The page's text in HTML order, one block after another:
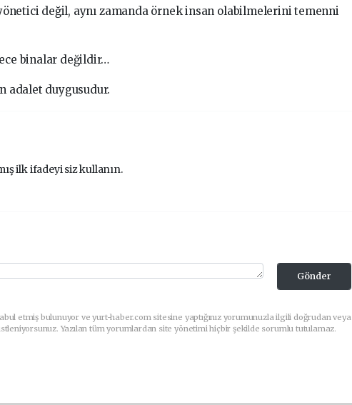
değil, aynı zamanda örnek insan olabilmelerini temenni
binalar değildir…
adalet duygusudur.
ilk ifadeyi siz kullanın.
Gönder
etmiş bulunuyor ve yurt-haber.com sitesine yaptığınız yorumunuzla ilgili doğrudan veya
Yazılan tüm yorumlardan site yönetimi hiçbir şekilde sorumlu tutulamaz.